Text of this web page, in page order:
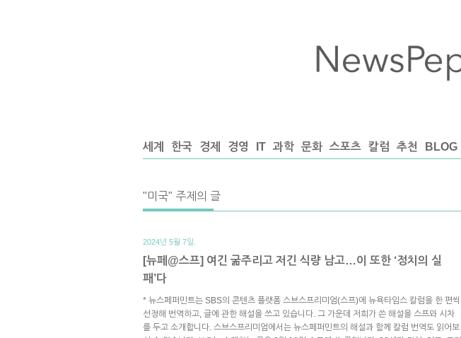
세계 한국 경제 경영 IT 과학 문화 스포츠 칼럼 추천 BLOG
"미국" 주제의 글
2024년 5월 7일.
[뉴페@스프] 여긴 굶주리고 저긴 식량 남고…이 또한 ‘정치의 실
패’다
* 뉴스페퍼민트는 SBS의 콘텐츠 플랫폼 스브스프리미엄(스프)에 뉴욕타임스 칼럼을 한 편씩
선정해 번역하고, 글에 관한 해설을 쓰고 있습니다. 그 가운데 저희가 쓴 해설을 스프와 시차
를 두고 소개합니다. 스브스프리미엄에서는 뉴스페퍼민트의 해설과 함께 칼럼 번역도 읽어보